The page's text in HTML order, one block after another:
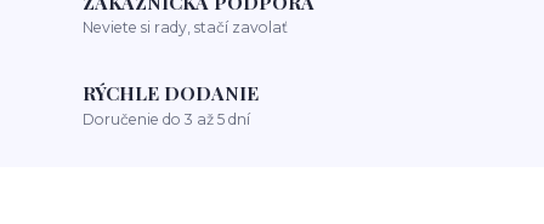
Neviete si rady, stačí zavolať
RÝCHLE DODANIE
Doručenie do 3 až 5 dní